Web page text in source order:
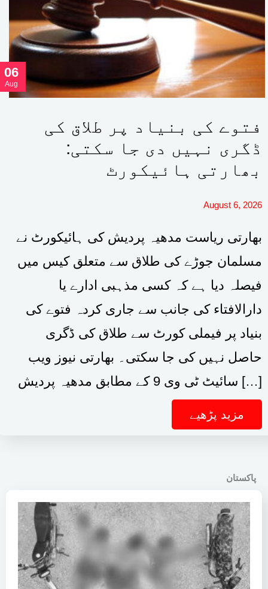
06
Aug
فتوے کی بنیاد پر طلاق کی
ڈگری نہیں دی جا سکتی:
بھارتی ہائیکورٹ
August 6, 2026
بھارتی ریاست مدھیہ پردیش کی ہائیکورٹ نے
مسلمان جوڑے کی طلاق سے متعلق کیس میں
فیصلہ دیا ہے کہ کسی مذہبی ادارے یا
دارالافتاء کی جانب سے جاری کردہ فتوے کی
بنیاد پر فیملی کورٹ سے طلاق کی ڈگری
حاصل نہیں کی جا سکتی۔ بھارتی نیوز ویب
سائیٹ ٹی وی 9 کے مطابق مدھیہ پردیش […]
مزید پڑھیے
پاکستان